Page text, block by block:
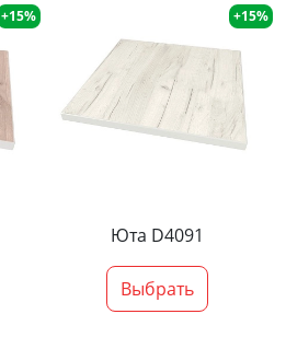
+15% +15%
Юта D4091
Выбрать